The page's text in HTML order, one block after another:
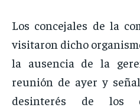
Los concejales de la
visitaron dicho
la ausencia de la
reunión de ayer y
desinterés de los